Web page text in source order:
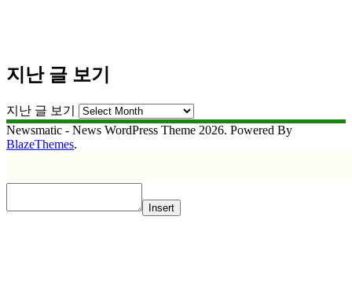
지난 글 보기
지난 글 보기
Newsmatic - News WordPress Theme 2026. Powered By
BlazeThemes.
Insert